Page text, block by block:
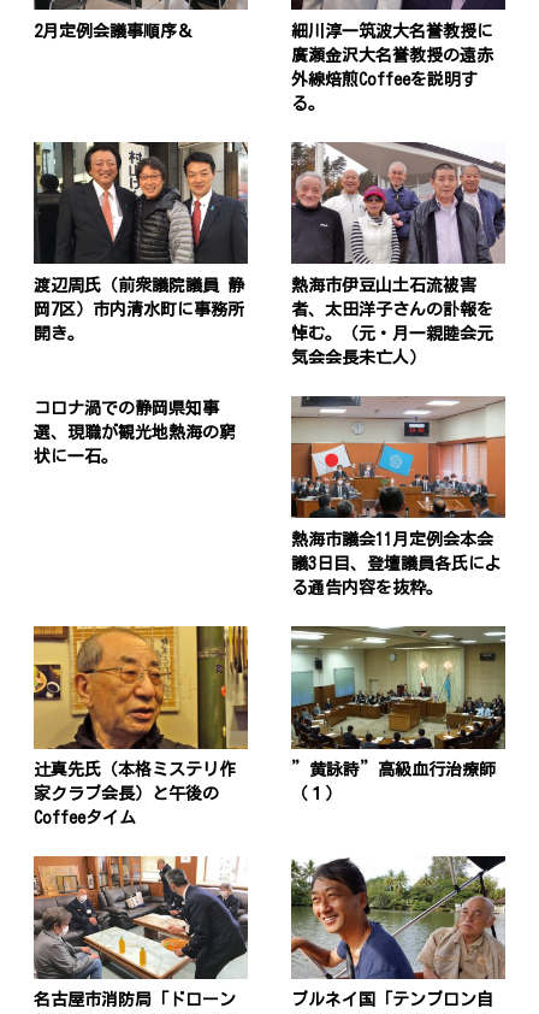
2月定例会議事順序＆
細川淳一筑波大名誉教授に
廣瀬金沢大名誉教授の遠赤
外線焙煎Coffeeを説明す
る。
渡辺周氏（前衆議院議員 静
岡7区）市内清水町に事務所
開き。
熱海市伊豆山土石流被害
者、太田洋子さんの訃報を
悼む。（元・月一親睦会元
気会会長未亡人）
コロナ渦での静岡県知事
選、現職が観光地熱海の窮
状に一石。
熱海市議会11月定例会本会
議3日目、登壇議員各氏によ
る通告内容を抜粋。
辻真先氏（本格ミステリ作
家クラブ会長）と午後の
Coffeeタイム
”黄詠詩”高級血行治療師
（１）
名古屋市消防局「ドローン
ブルネイ国「テンブロン自